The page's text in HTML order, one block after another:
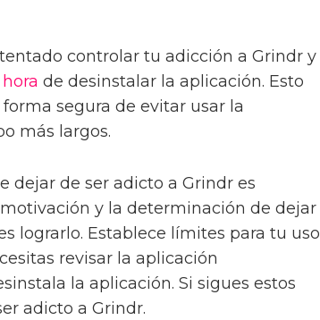
controlar tu adicción a Grindr y
hora de desinstalar la aplicación. Esto
segura de evitar usar la
más largos.
dejar de ser adicto a Grindr es
y la determinación de dejar
lograrlo. Establece límites para tu uso
revisar la aplicación
la aplicación. Si sigues estos
adicto a Grindr.